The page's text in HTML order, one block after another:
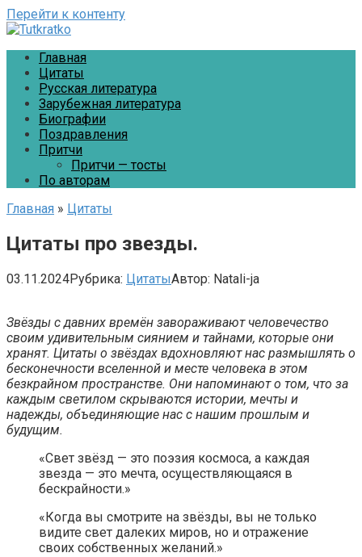
Перейти к контенту
Главная
Цитаты
Русская литература
Зарубежная литература
Биографии
Поздравления
Притчи
Притчи — тосты
По авторам
Главная » Цитаты
Цитаты про звезды.
03.11.2024Рубрика: ЦитатыАвтор: Natali-ja
Звёзды с давних времён завораживают человечество
своим удивительным сиянием и тайнами, которые они
хранят. Цитаты о звёздах вдохновляют нас размышлять о
бесконечности вселенной и месте человека в этом
безкрайном пространстве. Они напоминают о том, что за
каждым светилом скрываются истории, мечты и
надежды, объединяющие нас с нашим прошлым и
будущим.
«Свет звёзд — это поэзия космоса, а каждая
звезда — это мечта, осуществляющаяся в
бескрайности.»
«Когда вы смотрите на звёзды, вы не только
видите свет далеких миров, но и отражение
своих собственных желаний.»